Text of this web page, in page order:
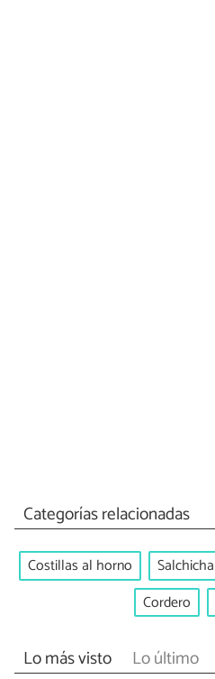
Categorías relacionadas
Costillas al horno Salchicha
Cordero
Lo más visto Lo último